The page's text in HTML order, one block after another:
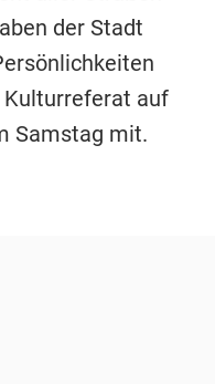
der Stadt
Kulturreferat auf
Samstag mit.